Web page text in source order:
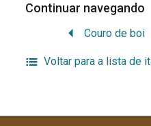
Continuar navegando
Couro de boi
Voltar para a lista de